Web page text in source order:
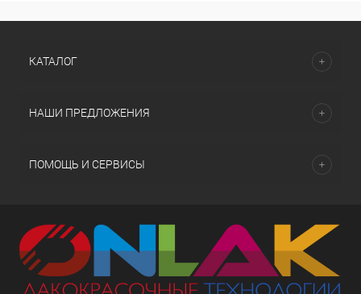
КАТАЛОГ
НАШИ ПРЕДЛОЖЕНИЯ
ПОМОЩЬ И СЕРВИСЫ